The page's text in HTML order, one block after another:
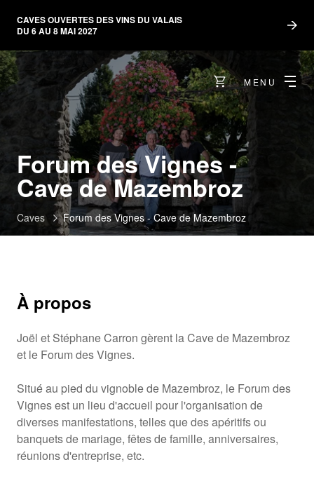
CAVES OUVERTES DES VINS DU VALAIS
DU 6 AU 8 MAI 2027
MENU
Forum des Vignes -
Cave de Mazembroz
Caves Forum des Vignes - Cave de Mazembroz
À propos
Joël et Stéphane Carron gèrent la Cave de Mazembroz
et le Forum des Vignes.
Situé au pied du vignoble de Mazembroz, le Forum des
Vignes est un lieu d'accueil pour l'organisation de
diverses manifestations, telles que des apéritifs ou
banquets de mariage, fêtes de famille, anniversaires,
réunions d'entreprise, etc.